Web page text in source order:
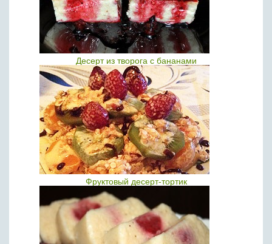
Десерт из творога с бананами
Фруктовый десерт-тортик